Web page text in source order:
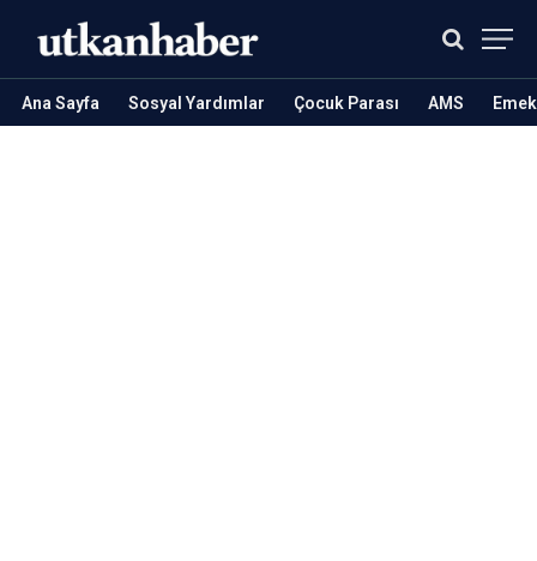
Ana Sayfa Sosyal Yardımlar Çocuk Parası AMS